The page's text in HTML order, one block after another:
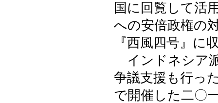
国に回覧して活
への安倍政権の
『西風四号』に
インドネシア
争議支援も行っ
で開催した二〇